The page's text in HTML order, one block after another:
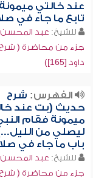
عند خالتي
تابع ما جاء في
للشيخ: عبد المحسن
جزء من محاضرة (
داود [165])
الفهرس: شرح
حديث (بت عند
ميمونة فقام
ليصلي من
باب ما جاء في
للشيخ: عبد المحسن
جزء من محاضرة (